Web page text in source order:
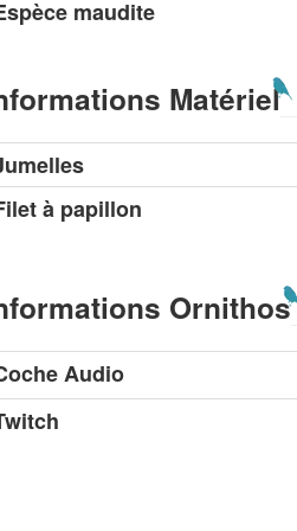
maudite
Matériel
à papillon
Ornithos
Audio